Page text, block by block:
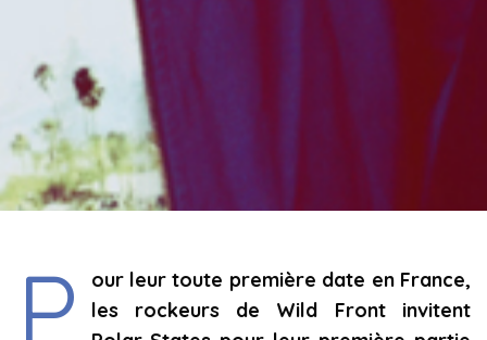
P
our leur toute première date en France,
les rockeurs de Wild Front invitent